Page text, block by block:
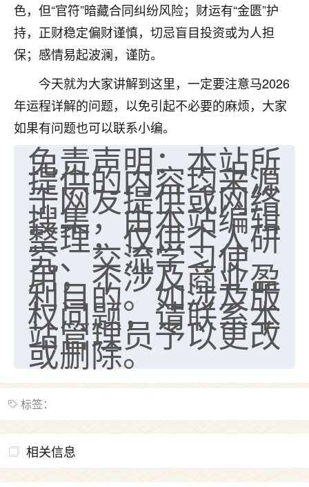
色，但“官符”暗藏合同纠纷风险；财运有“金匮”护
持，正财稳定偏财谨慎，切忌盲目投资或为人担
保；感情易起波澜，谨防。
今天就为大家讲解到这里，一定要注意马2026
年运程详解的问题，以免引起不必要的麻烦，大家
如果有问题也可以联系小编。
免责声明：本站所
提供的内容均来源
于网友提供或网络
搜集，由本站编辑
整理，仅供个人研
究、交流学习使
用，不涉及商业盈
利目的。如涉及版
权问题，请联系本
站管理员予以更改
或删除。
标签：
相关信息
优秀的张同学
老师收徒吗？？我对这些很感兴趣
2天前 来自山西